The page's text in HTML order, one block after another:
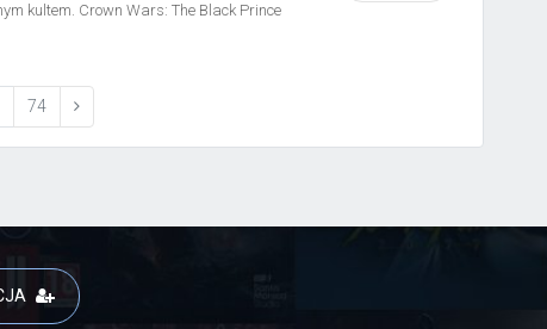
kultem. Crown Wars: The Black Prince
do realizacji własnych celów. W
rodu, szuka chwały na polu walki. Nie
74